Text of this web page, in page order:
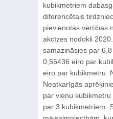
kubikmetriem
diferencētais
pievienotās vērtības
akcīzes nodokli
samazināsies par
0,55436 eiro par
eiro par kubikmetru.
Neatkarīgās
par vienu
par 3 kubikmetriem.